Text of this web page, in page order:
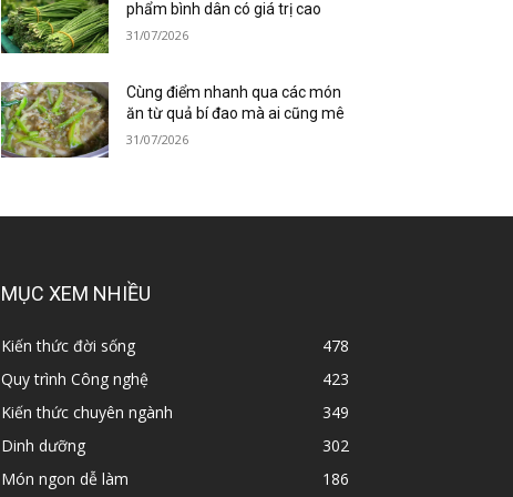
phẩm bình dân có giá trị cao
31/07/2026
Cùng điểm nhanh qua các món
ăn từ quả bí đao mà ai cũng mê
31/07/2026
MỤC XEM NHIỀU
Kiến thức đời sống
478
Quy trình Công nghệ
423
Kiến thức chuyên ngành
349
Dinh dưỡng
302
Món ngon dễ làm
186